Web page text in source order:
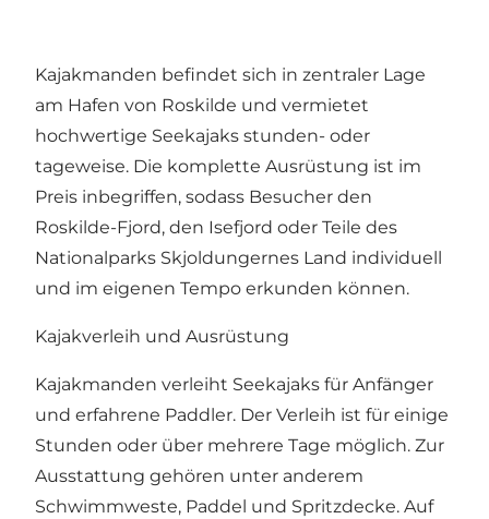
Kajakmanden befindet sich in zentraler Lage
am Hafen von Roskilde und vermietet
hochwertige Seekajaks stunden- oder
tageweise. Die komplette Ausrüstung ist im
Preis inbegriffen, sodass Besucher den
Roskilde-Fjord, den Isefjord oder Teile des
Nationalparks Skjoldungernes Land individuell
und im eigenen Tempo erkunden können.
Kajakverleih und Ausrüstung
Kajakmanden verleiht Seekajaks für Anfänger
und erfahrene Paddler. Der Verleih ist für einige
Stunden oder über mehrere Tage möglich. Zur
Ausstattung gehören unter anderem
Schwimmweste, Paddel und Spritzdecke. Auf